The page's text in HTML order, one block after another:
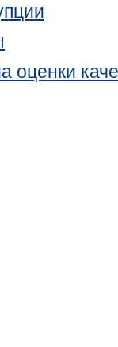
оценки